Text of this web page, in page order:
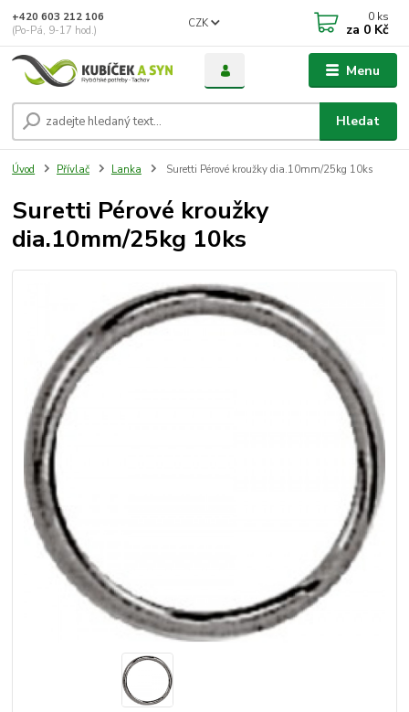
Menu
CZK
Hledat
+420 603 212 106
(Po-Pá, 9-17 hod.)
0 ks
za 0 Kč
Úvod Přívlač Lanka Suretti Pérové kroužky dia.10mm/25kg 10ks
Suretti Pérové kroužky
dia.10mm/25kg 10ks